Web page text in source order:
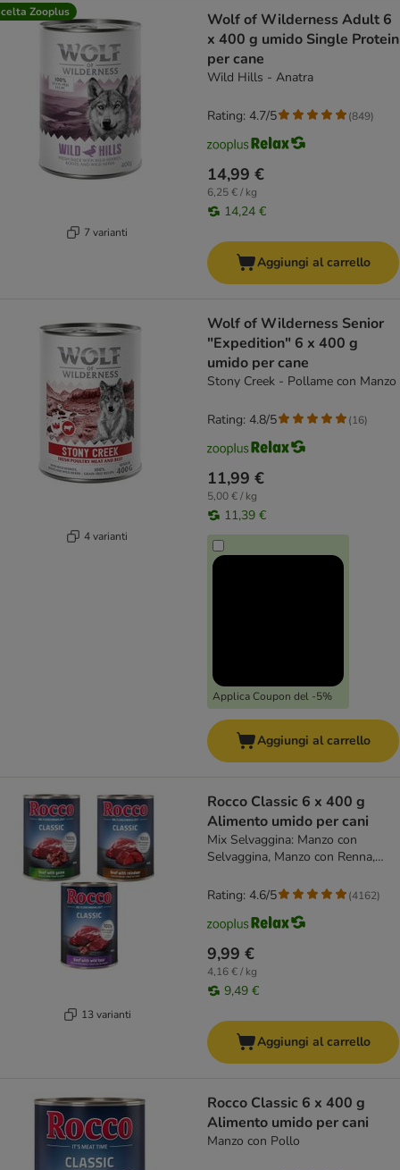
Zooplus
7 varianti
Wolf of Wilderness Adult 6
x 400 g umido Single Protein
per cane
Wild Hills - Anatra
14,99 €
6,25 € / kg
14,24 €
Rating: 4.7/5 (849)
Aggiungi al carrello
4 varianti
Wolf of Wilderness Senior
"Expedition" 6 x 400 g
umido per cane
Stony Creek - Pollame con Manzo
11,99 €
5,00 € / kg
11,39 €
Applica Coupon del -5%
Rating: 4.8/5 (16)
Aggiungi al carrello
13 varianti
Rocco Classic 6 x 400 g
Alimento umido per cani
Mix Selvaggina: Manzo con
Selvaggina, Manzo con Renna,
9,99 €
4,16 € / kg
9,49 €
Rating: 4.6/5 (4162)
Aggiungi al carrello
Rocco Classic 6 x 400 g
Alimento umido per cani
Manzo con Pollo